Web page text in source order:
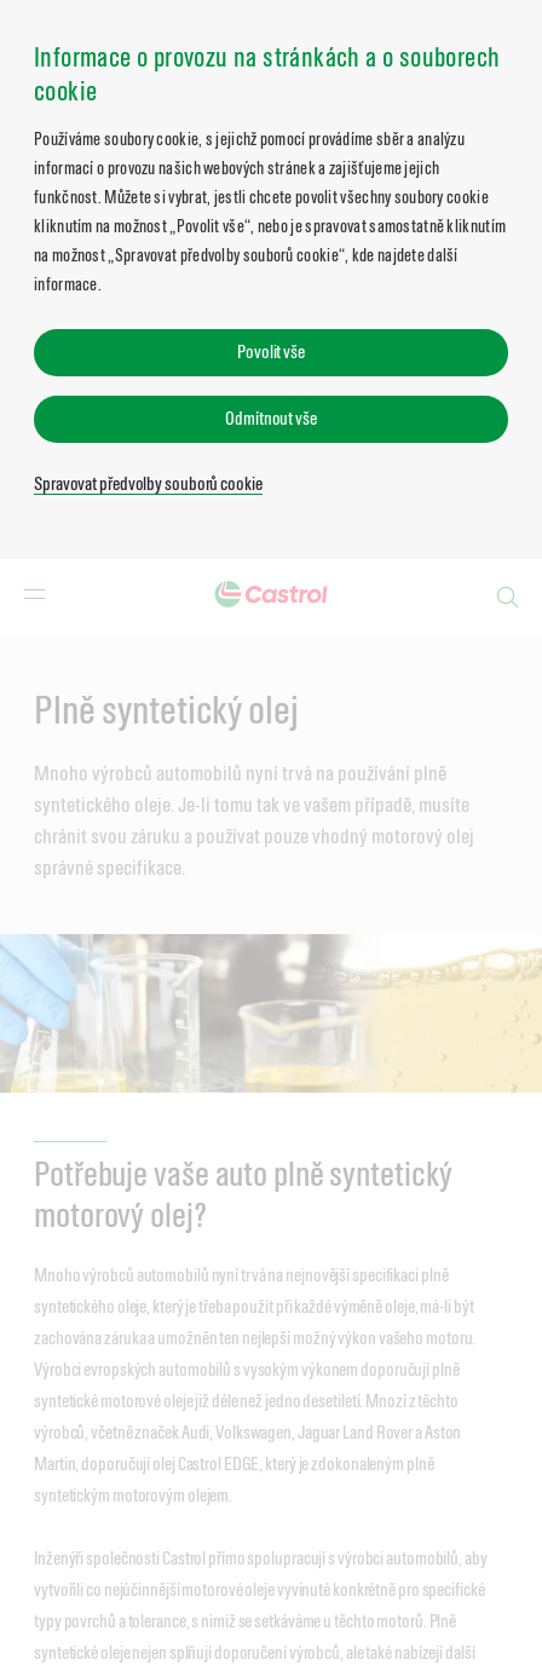
Informace o provozu na stránkách a o souborech
cookie
Používáme soubory cookie, s jejichž pomocí provádíme sběr a analýzu
informací o provozu našich webových stránek a zajišťujeme jejich
funkčnost. Můžete si vybrat, jestli chcete povolit všechny soubory cookie
kliknutím na možnost „Povolit vše“, nebo je spravovat samostatně kliknutím
na možnost „Spravovat předvolby souborů cookie“, kde najdete další
informace.
Povolit vše
Odmítnout vše
Spravovat předvolby souborů cookie
Plně syntetický olej
Mnoho výrobců automobilů nyní trvá na používání plně
syntetického oleje. Je-li tomu tak ve vašem případě, musíte
chránit svou záruku a používat pouze vhodný motorový olej
správné specifikace.
Potřebuje vaše auto plně syntetický
motorový olej?
Mnoho výrobců automobilů nyní trvá na nejnovější specifikaci plně
syntetického oleje, který je třeba použít při každé výměně oleje, má-li být
zachována záruka a umožněn ten nejlepší možný výkon vašeho motoru.
Výrobci evropských automobilů s vysokým výkonem doporučují plně
syntetické motorové oleje již déle než jedno desetiletí. Mnozí z těchto
výrobců, včetně značek Audi, Volkswagen, Jaguar Land Rover a Aston
Martin, doporučují olej Castrol EDGE, který je zdokonaleným plně
syntetickým motorovým olejem.
Inženýři společnosti Castrol přímo spolupracují s výrobci automobilů, aby
vytvořili co nejúčinnější motorové oleje vyvinuté konkrétně pro specifické
typy povrchů a tolerance, s nimiž se setkáváme u těchto motorů. Plně
syntetické oleje nejen splňují doporučení výrobců, ale také nabízejí další